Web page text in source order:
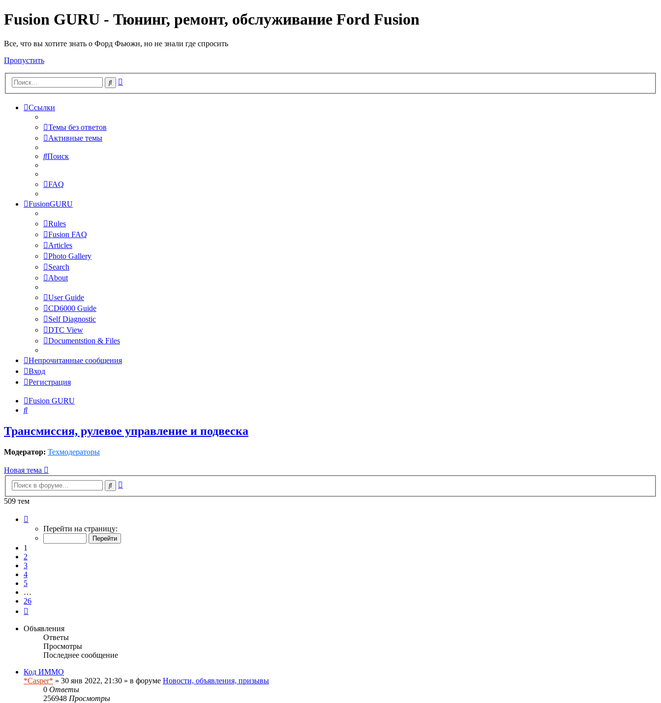
Fusion GURU - Тюнинг, ремонт, обслуживание Ford Fusion
Все, что вы хотите знать о Форд Фьюжн, но не знали где спросить
Пропустить
Поиск
Ссылки
Темы без ответов
Активные темы
Поиск
FAQ
FusionGURU
Rules
Fusion FAQ
Articles
Photo Gallery
Search
About
User Guide
CD6000 Guide
Self Diagnostic
DTC View
Documentstion & Files
Непрочитанные сообщения
Вход
Регистрация
Fusion GURU
Поиск
Трансмиссия, рулевое управление и подвеска
Модератор: Техмодераторы
Новая тема
Поиск
509 тем
Перейти на страницу:
1
2
3
4
5
…
26
Объявления
Ответы
Просмотры
Последнее сообщение
Код ИММО
*Casper* » 30 янв 2022, 21:30 » в форуме Новости, объявления, призывы
0 Ответы
256948 Просмотры